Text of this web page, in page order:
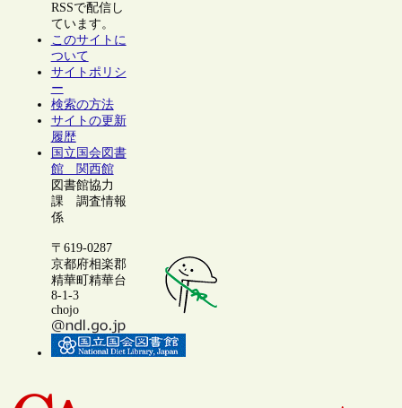
RSSで配信し
ています。
このサイトに
ついて
サイトポリシ
ー
検索の方法
サイトの更新
履歴
国立国会図書
館 関西館
図書館協力
課 調査情報
係
〒619-0287
京都府相楽郡
精華町精華台
8-1-3
chojo